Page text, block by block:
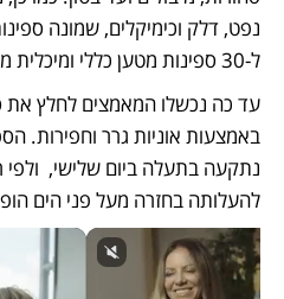
ל-30 ספינות מטען כללי ומיכלית מים.
להעלותה בחזרה מעל פני הים